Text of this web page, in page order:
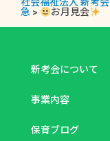
急 > お月見会
新考会について
事業内容
保育ブログ